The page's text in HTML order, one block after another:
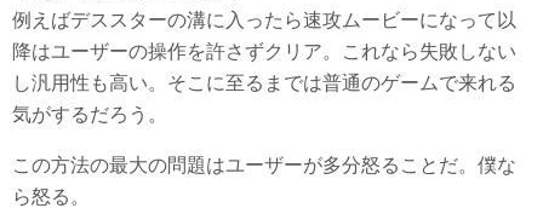
例えばデススターの溝に入ったら速攻ムービーになって以
降はユーザーの操作を許さずクリア。これなら失敗しない
し汎用性も高い。そこに至るまでは普通のゲームで来れる
気がするだろう。
この方法の最大の問題はユーザーが多分怒ることだ。僕な
ら怒る。